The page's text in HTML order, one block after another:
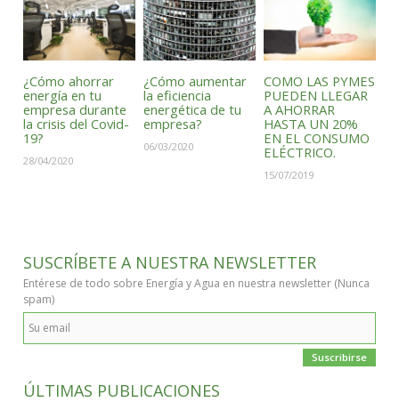
¿Cómo ahorrar
energía en tu
empresa durante
la crisis del Covid-
19?
28/04/2020
¿Cómo aumentar
la eficiencia
energética de tu
empresa?
06/03/2020
COMO LAS PYMES
PUEDEN LLEGAR
A AHORRAR
HASTA UN 20%
EN EL CONSUMO
ELÉCTRICO.
15/07/2019
SUSCRÍBETE A NUESTRA NEWSLETTER
Entérese de todo sobre Energía y Agua en nuestra newsletter (Nunca
spam)
ÚLTIMAS PUBLICACIONES